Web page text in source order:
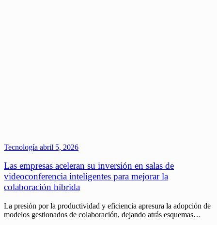
Tecnología abril 5, 2026
Las empresas aceleran su inversión en salas de
videoconferencia inteligentes para mejorar la
colaboración híbrida
La presión por la productividad y eficiencia apresura la adopción de
modelos gestionados de colaboración, dejando atrás esquemas…